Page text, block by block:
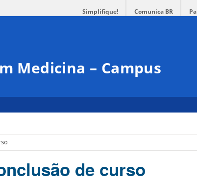
Simplifique! Comunica BR
Medicina – Campus
de curso